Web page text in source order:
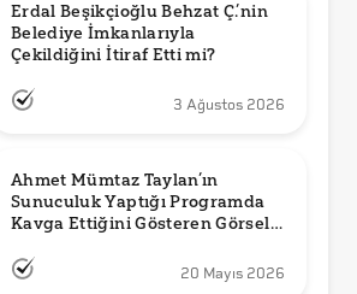
Erdal Beşikçioğlu Behzat Ç.’nin
Belediye İmkanlarıyla
3 Ağustos 2026
Ahmet Mümtaz Taylan’ın
Sunuculuk Yaptığı Programda
Kavga Ettiğini Gösteren Görsel
20 Mayıs 2026